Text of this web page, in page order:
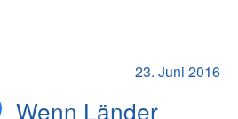
23. Juni 2016
Wenn Länder